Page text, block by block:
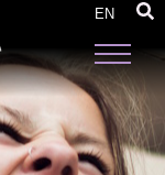
EN
бариери